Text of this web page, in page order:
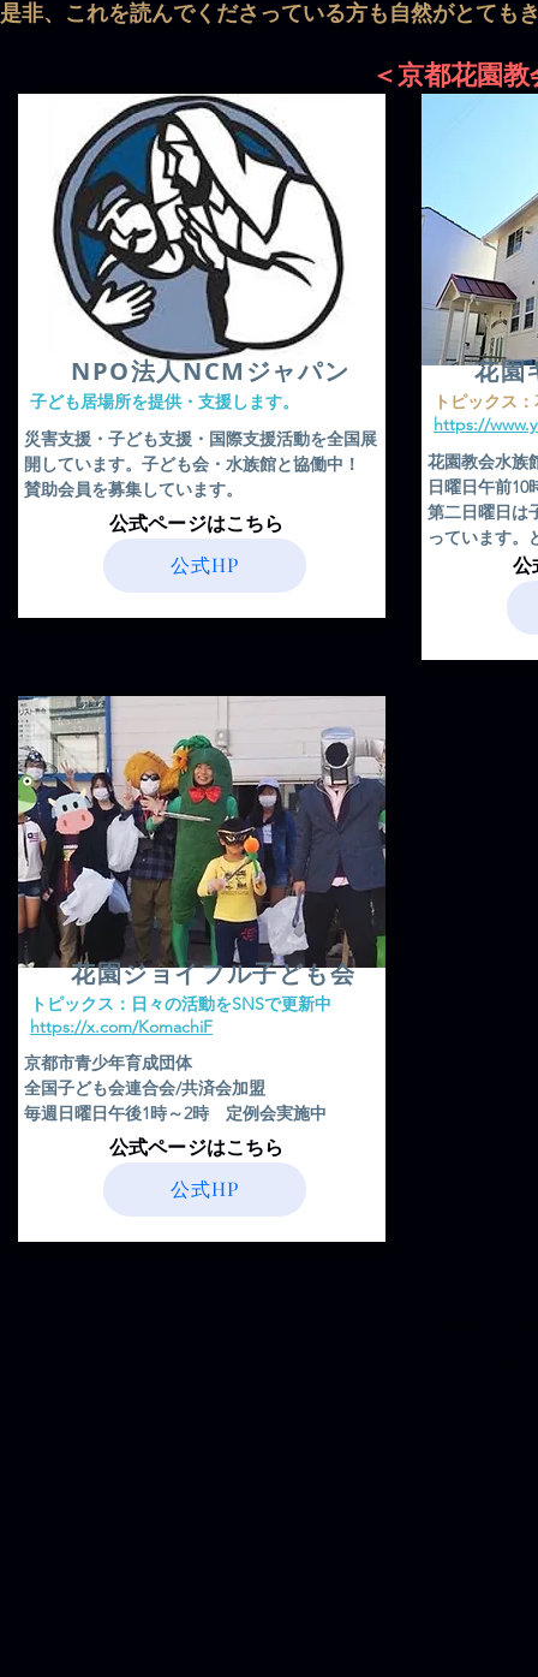
是非、これを読んでくださっている方も自然がとても
＜京都花園
​NPO法人NCMジャパン
​子ども居場所を提供・支援します。
​災害支援・子ども支援・国際支援活動を全国展
開しています。子ども会・水族館と協働中！
賛助会員を募集しています。
​公式ページはこちら
公式HP
花園
トピックス
https://
花園教会水族
日曜日午前
第二日曜日は
っています。
公
花園ジョイフル子ども会
​トピックス：日々の活動をSNSで更新中
​https://x.com/KomachiF
京都市青少年育成団体
全国子ども会連合会/共済会加盟
毎週日曜日午後1時～2時 定例会実施中
​公式ページはこちら
公式HP